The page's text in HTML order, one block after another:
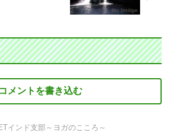
コメントを書き込む
インド支部～ヨガのこころ～